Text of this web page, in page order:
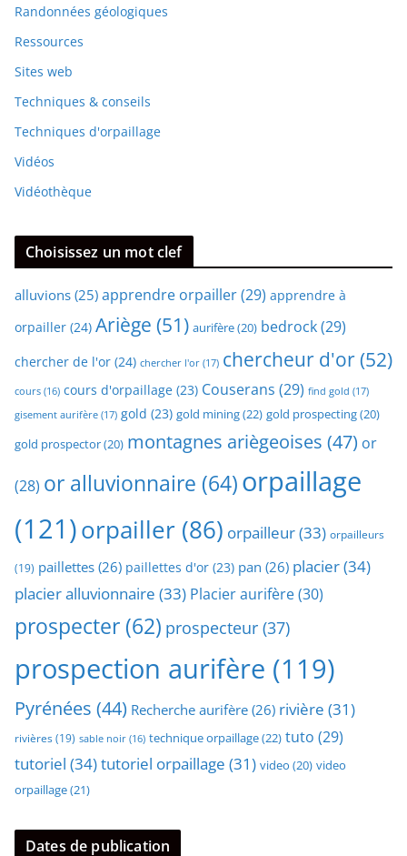
Randonnées géologiques
Ressources
Sites web
Techniques & conseils
Techniques d'orpaillage
Vidéos
Vidéothèque
Choisissez un mot clef
alluvions (25) apprendre orpailler(29) apprendre à
orpailler (24) Ariège (51) aurifère(20) bedrock(29)
chercher de l'or (24) chercher l'or (17) chercheur d'or(52)
cours (16) cours d'orpaillage (23) Couserans (29) find gold (17)
gisement aurifère (17) gold (23) gold mining(22) gold prospecting(20)
gold prospector(20) montagnes ariègeoises (47) or
(28) or alluvionnaire (64)orpaillage
(121)orpailler (86) orpailleur(33) orpailleurs
(19) paillettes (26) paillettes d'or (23) pan (26) placier(34)
placier alluvionnaire (33) Placier aurifère(30)
prospecter (62) prospecteur (37)
prospection aurifère (119)
Pyrénées (44) Recherche aurifère (26) rivière (31)
rivières(19) sable noir (16) technique orpaillage(22) tuto (29)
tutoriel (34)tutoriel orpaillage (31) video (20) video
orpaillage(21)
Dates de publication